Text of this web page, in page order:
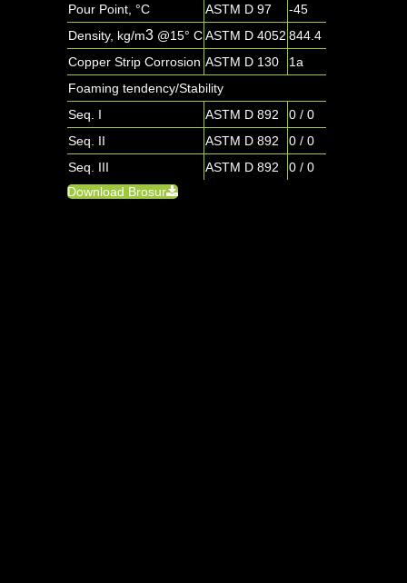
Pour Point, °C
ASTM D 97
-45
Density, kg/m3 @15° CASTM D 4052 844.4
Copper Strip Corrosion ASTM D 130
1a
Foaming tendency/Stability
Seq. I
ASTM D 892
0 / 0
Seq. II
ASTM D 892
0 / 0
Seq. III
ASTM D 892
0 / 0
Download Brosur